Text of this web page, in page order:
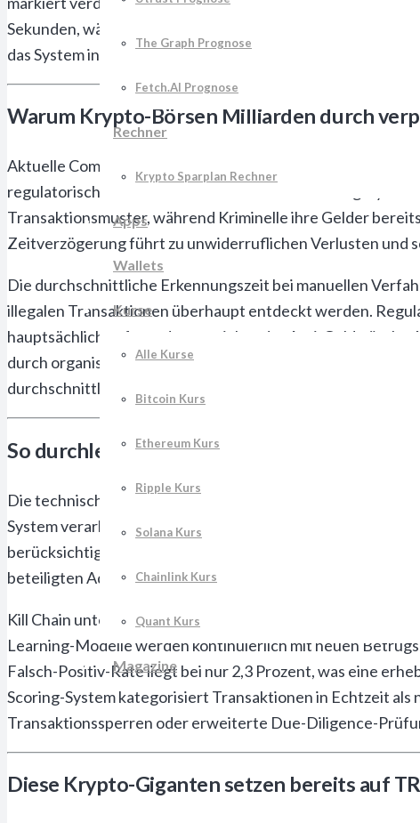
The Graph Prognose
Fetch.AI Prognose
Rechner
Krypto Sparplan Rechner
Apps
Wallets
Kurse
Alle Kurse
Bitcoin Kurs
Ethereum Kurs
Ripple Kurs
Solana Kurs
Chainlink Kurs
Quant Kurs
Magazine
Sekunden, während die Genauigkeitsrate der
das System integriert und berichten von signifikanten
Warum Krypto-Börsen Milliarden durch
Aktuelle Compliance-Lücken kosten die Krypto-Industrie
regulatorische Strafen. Traditionelle
Transaktionsmuster, während Kriminelle ihre Gelder
Zeitverzögerung führt zu unwiderruflichen Verlusten und
Die durchschnittliche Erkennungszeit bei manuellen
illegalen Transaktionen überhaupt entdeckt werden.
hauptsächlich aufgrund unzureichender Anti-
durch organisierte Gruppen, die Schwachstellen in
durchschnittlich 47 Millionen US-Dollar pro Vorfall
So durchleuchtet die Kill Chain jeden
Die technische Architektur der Kill Chain basiert auf
System verarbeitet bis zu 50.000 Transaktionen pro
berücksichtigt die Technologie Faktoren wie
beteiligten Adressen.
Kill Chain unterstützt derzeit 27 verschiedene
Learning-Modelle werden kontinuierlich mit neuen
Falsch-Positiv-Rate liegt bei nur 2,3 Prozent, was eine
Scoring-System kategorisiert Transaktionen in Echtzeit
Transaktionssperren oder erweiterte Due-Diligence-
Diese Krypto-Giganten setzen bereits auf